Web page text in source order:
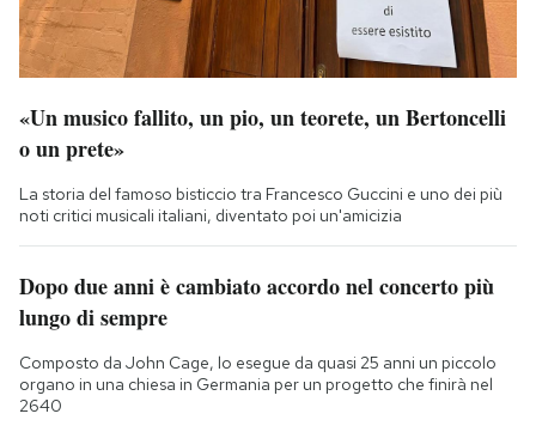
«Un musico fallito, un pio, un teorete, un Bertoncelli
o un prete»
La storia del famoso bisticcio tra Francesco Guccini e uno dei più
noti critici musicali italiani, diventato poi un'amicizia
Dopo due anni è cambiato accordo nel concerto più
lungo di sempre
Composto da John Cage, lo esegue da quasi 25 anni un piccolo
organo in una chiesa in Germania per un progetto che finirà nel
2640